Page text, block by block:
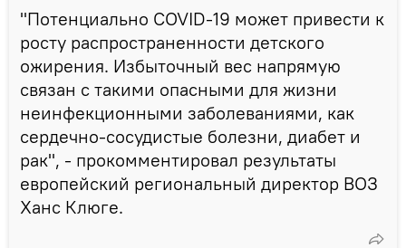
"Потенциально COVID-19 может привести к
росту распространенности детского
ожирения. Избыточный вес напрямую
связан с такими опасными для жизни
неинфекционными заболеваниями, как
сердечно-сосудистые болезни, диабет и
рак", - прокомментировал результаты
европейский региональный директор ВОЗ
Ханс Клюге.